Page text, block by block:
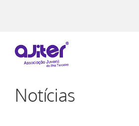
Notícias